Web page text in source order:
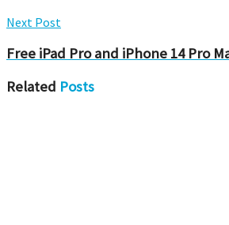
Next Post
Free iPad Pro and iPhone 14 Pro
Related Posts